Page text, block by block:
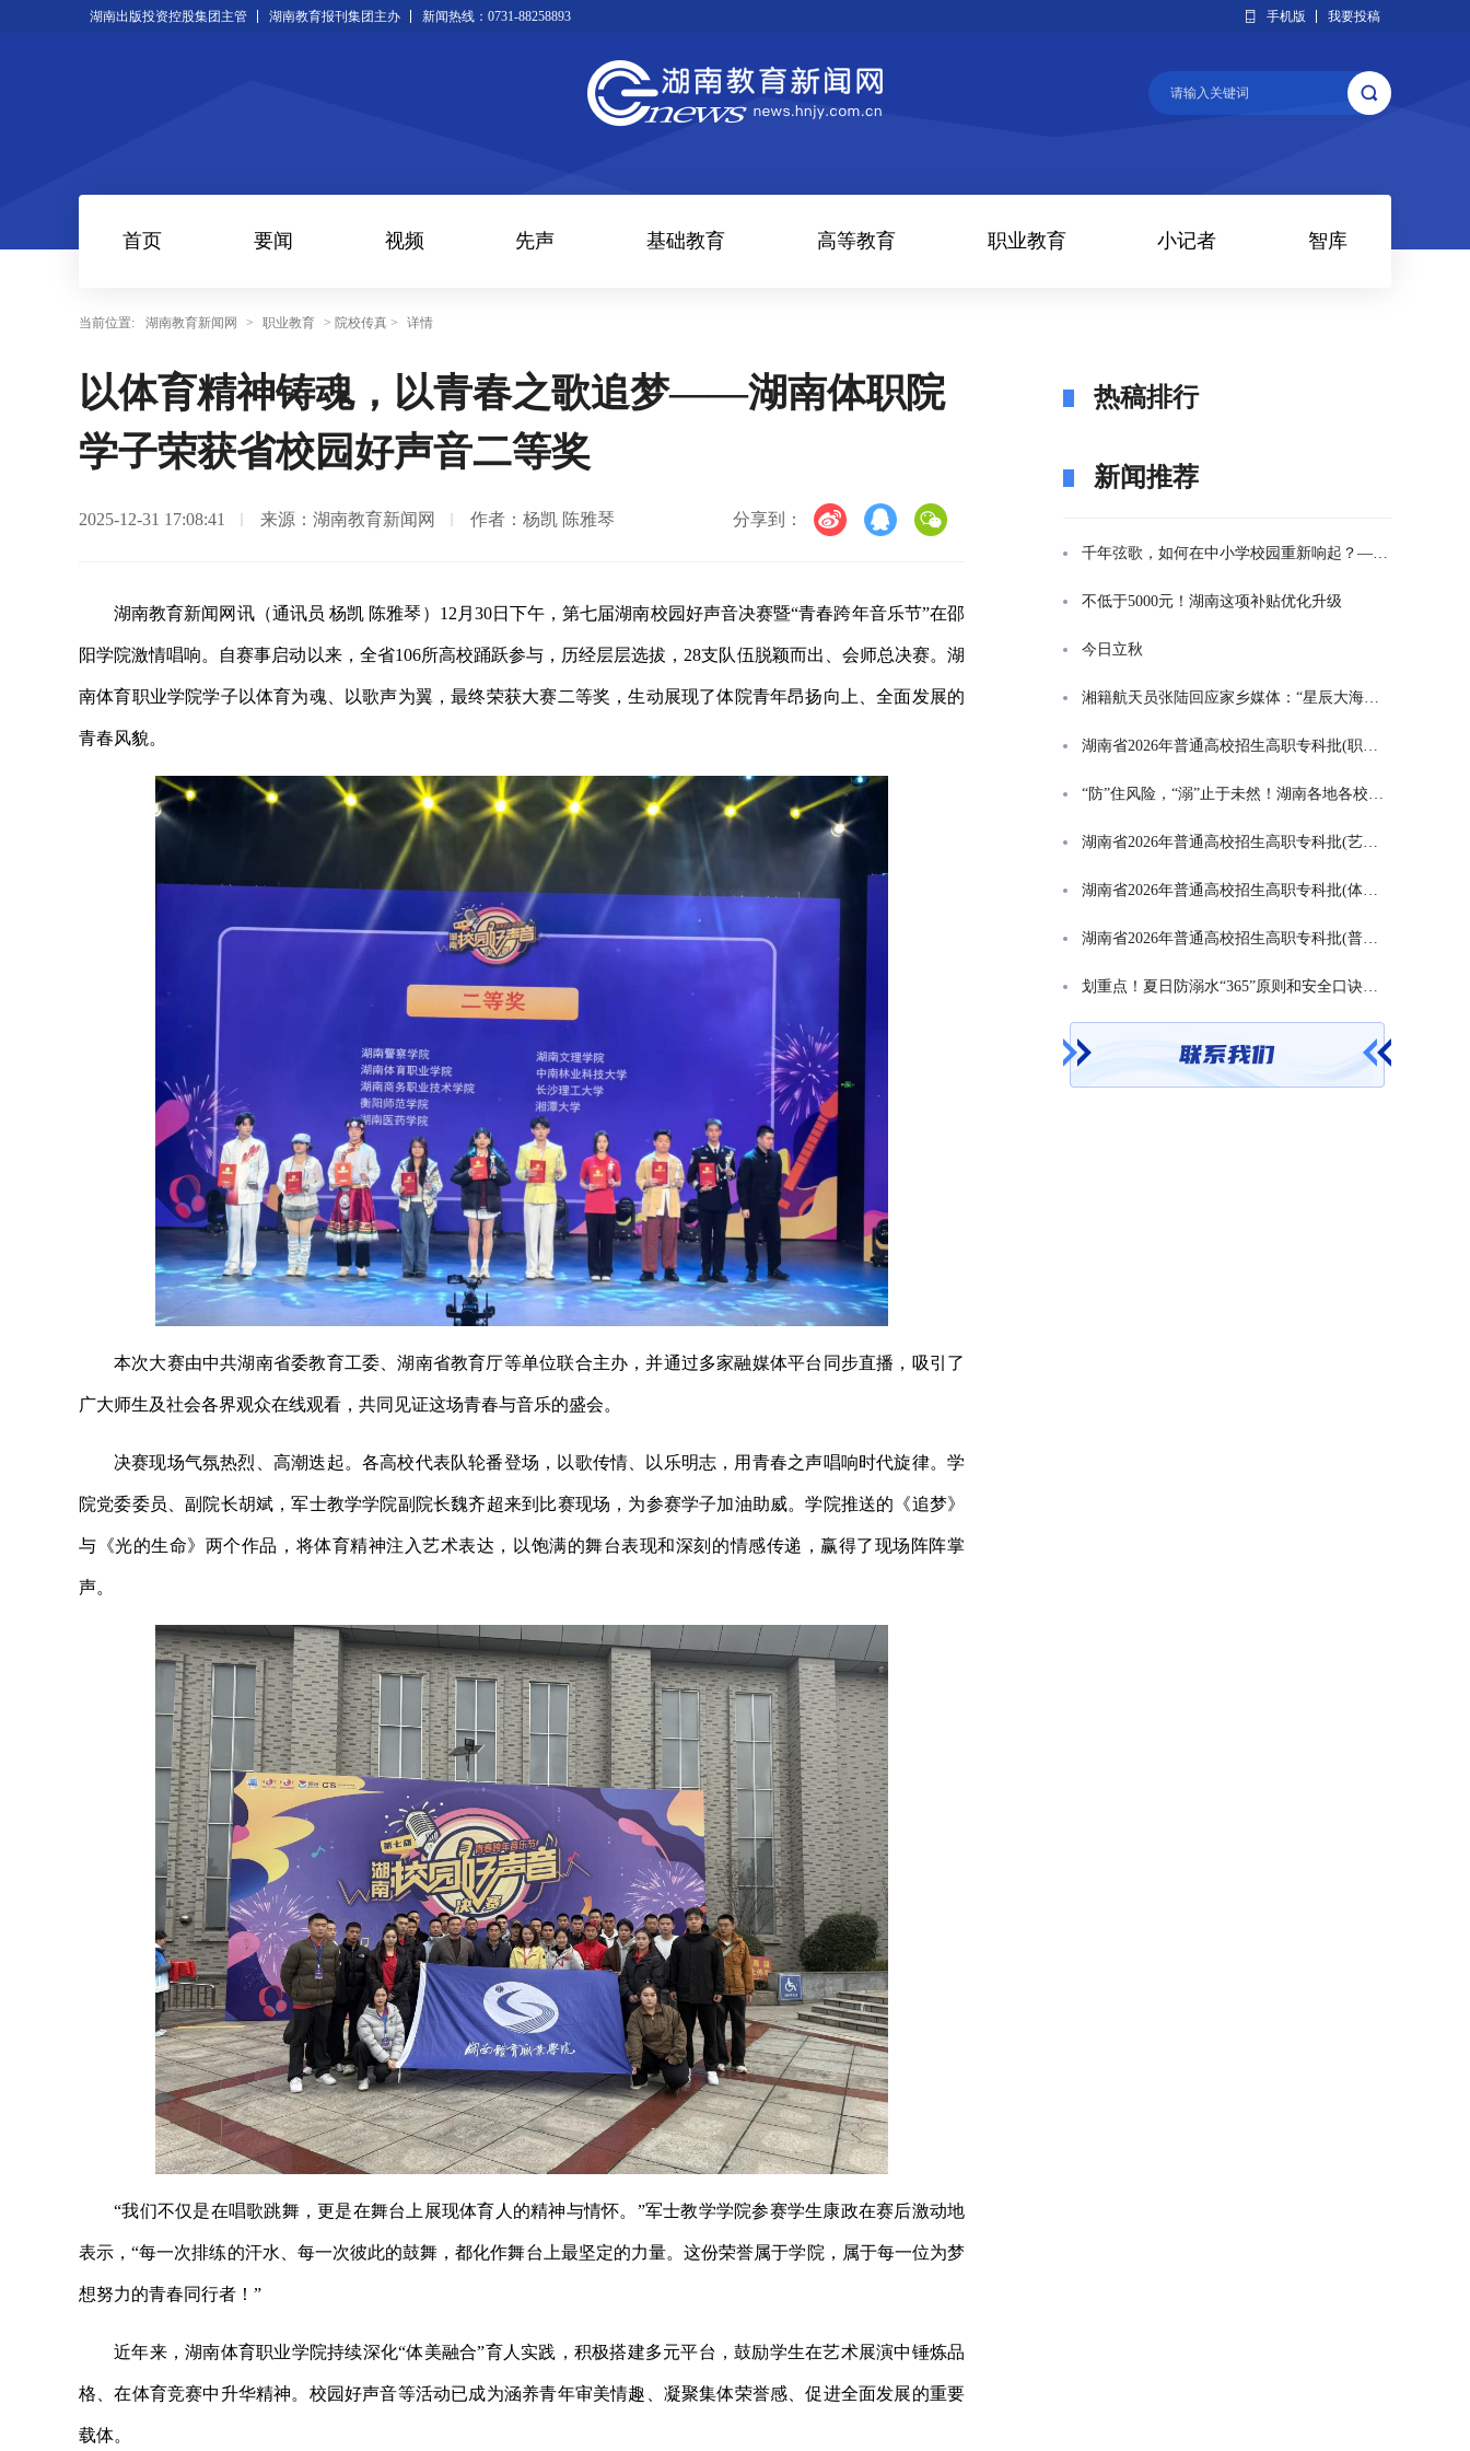
湖南出版投资控股集团主管 湖南教育报刊集团主办 新闻热线：0731-88258893 手机版 我要投稿
首页 要闻 视频 先声 基础教育 高等教育 职业教育 小记者 智库
当前位置: 湖南教育新闻网 > 职业教育 > 院校传真 > 详情
以体育精神铸魂，以青春之歌追梦——湖南体职院
学子荣获省校园好声音二等奖
2025-12-31 17:08:41 来源：湖南教育新闻网 作者：杨凯 陈雅琴 分享到：
湖南教育新闻网讯（通讯员 杨凯 陈雅琴）12月30日下午，第七届湖南校园好声音决赛暨“青春跨年音乐节”在邵
阳学院激情唱响。自赛事启动以来，全省106所高校踊跃参与，历经层层选拔，28支队伍脱颖而出、会师总决赛。湖
南体育职业学院学子以体育为魂、以歌声为翼，最终荣获大赛二等奖，生动展现了体院青年昂扬向上、全面发展的
青春风貌。
本次大赛由中共湖南省委教育工委、湖南省教育厅等单位联合主办，并通过多家融媒体平台同步直播，吸引了
广大师生及社会各界观众在线观看，共同见证这场青春与音乐的盛会。
决赛现场气氛热烈、高潮迭起。各高校代表队轮番登场，以歌传情、以乐明志，用青春之声唱响时代旋律。学
院党委委员、副院长胡斌，军士教学学院副院长魏齐超来到比赛现场，为参赛学子加油助威。学院推送的《追梦》
与《光的生命》两个作品，将体育精神注入艺术表达，以饱满的舞台表现和深刻的情感传递，赢得了现场阵阵掌
声。
“我们不仅是在唱歌跳舞，更是在舞台上展现体育人的精神与情怀。”军士教学学院参赛学生康政在赛后激动地
表示，“每一次排练的汗水、每一次彼此的鼓舞，都化作舞台上最坚定的力量。这份荣誉属于学院，属于每一位为梦
想努力的青春同行者！”
近年来，湖南体育职业学院持续深化“体美融合”育人实践，积极搭建多元平台，鼓励学生在艺术展演中锤炼品
格、在体育竞赛中升华精神。校园好声音等活动已成为涵养青年审美情趣、凝聚集体荣誉感、促进全面发展的重要
载体。
热稿排行
新闻推荐
千年弦歌，如何在中小学校园重新响起？——湖南首届中小学书院制建设研讨会观察
不低于5000元！湖南这项补贴优化升级
今日立秋
湘籍航天员张陆回应家乡媒体：“星辰大海是一群人的长征”
湖南省2026年普通高校招生高职专科批(职高对口类)第一次投档分数线
“防”住风险，“溺”止于未然！湖南各地各校打响防溺水“保卫战”
湖南省2026年普通高校招生高职专科批(艺术类)第一次投档分数线
湖南省2026年普通高校招生高职专科批(体育类)第一次投档分数线
湖南省2026年普通高校招生高职专科批(普通类)第一次投档分数线
划重点！夏日防溺水“365”原则和安全口诀一起学